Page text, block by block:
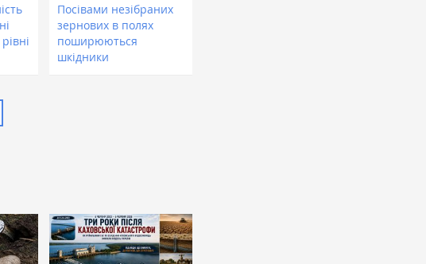
Посівами незібраних
зернових в полях
поширюються
шкідники